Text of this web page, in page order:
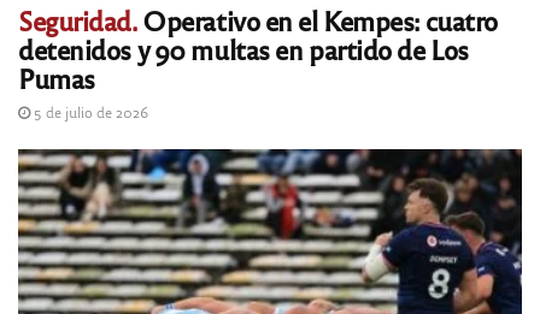
Seguridad.Operativo en el Kempes: cuatro
detenidos y 90 multas en partido de Los
Pumas
5 de julio de 2026